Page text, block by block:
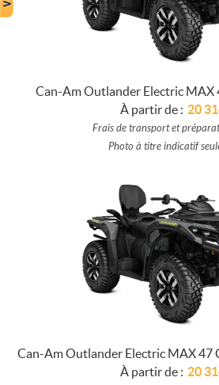
Can-Am Outlander Electric MAX
À partir de : 20
Frais de transport et
Photo à titre indicatif
Can-Am Outlander Electric MAX 47
À partir de : 20